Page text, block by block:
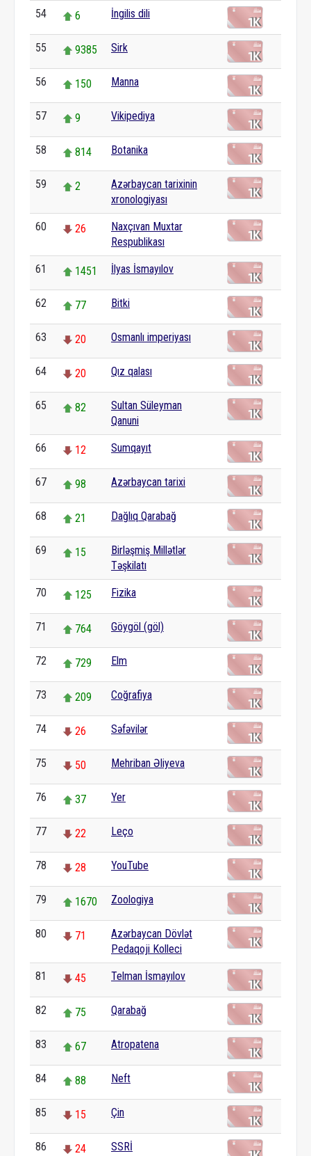
54 6 İngilis dili
55 9385 Sirk
56 150 Manna
57 9 Vikipediya
58 814 Botanika
59 2
Azərbaycan tarixinin
xronologiyası
60 26
Naxçıvan Muxtar
Respublikası
61 1451 İlyas İsmayılov
62 77 Bitki
63 20 Osmanlı imperiyası
64 20 Qız qalası
65 82
Sultan Süleyman
Qanuni
66 12 Sumqayıt
67 98 Azərbaycan tarixi
68 21 Dağlıq Qarabağ
69 15
Birləşmiş Millətlər
Təşkilatı
70 125 Fizika
71 764 Göygöl (göl)
72 729 Elm
73 209 Coğrafiya
74 26 Səfəvilər
75 50 Mehriban Əliyeva
76 37 Yer
77 22 Leço
78 28 YouTube
79 1670 Zoologiya
80 71
Azərbaycan Dövlət
Pedaqoji Kolleci
81 45 Telman İsmayılov
82 75 Qarabağ
83 67 Atropatena
84 88 Neft
85 15 Çin
86 24 SSRİ